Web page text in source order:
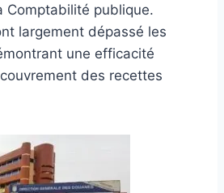
Comptabilité publique.
largement dépassé les
une efficacité
des recettes